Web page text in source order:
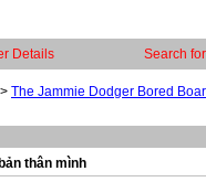
Details Search
The Jammie Dodger Bored
thân mình